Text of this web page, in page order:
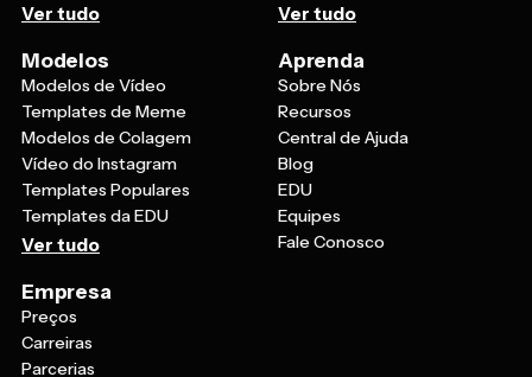
Ver tudo Ver tudo
Modelos
Modelos de Vídeo
Templates de Meme
Modelos de Colagem
Vídeo do Instagram
Templates Populares
Templates da EDU
Ver tudo
Aprenda
Sobre Nós
Recursos
Central de Ajuda
Blog
EDU
Equipes
Fale Conosco
Empresa
Preços
Carreiras
Parcerias